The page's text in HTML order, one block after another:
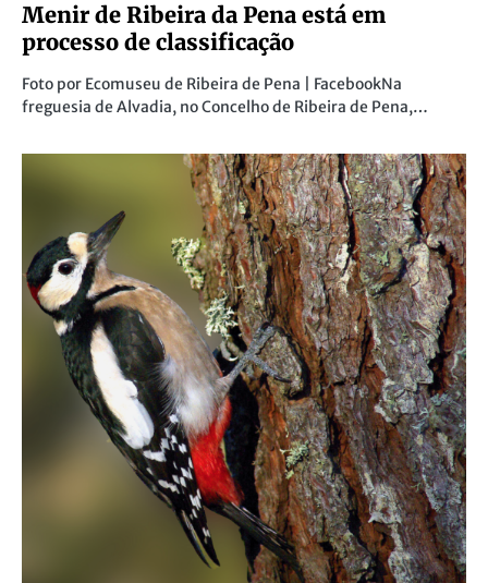
Menir de Ribeira da Pena está em
processo de classificação
Foto por Ecomuseu de Ribeira de Pena | FacebookNa
freguesia de Alvadia, no Concelho de Ribeira de Pena,…